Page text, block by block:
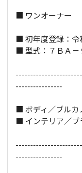
全長×全幅
■ ワンオーナー
■ 初年度登録：令
■ 型式：７ＢＡ－
----------------
■ ボディ／ブルカ
■ インテリア／ブ
----------------